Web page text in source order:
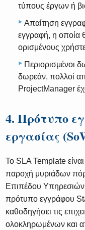
τύπους έργων ή
Απαίτηση
εγγραφή, η οποία
ορισμένους
Περιορισμένοι
δωρεάν, πολλοί
ProjectManager
4. Πρότυπο
εργασίας
Το SLA Template
παροχή μυριάδων
Επιπέδου
πρότυπο εγγράφου
καθοδηγήσει τις
ολοκληρωμένων και